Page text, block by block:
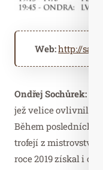
Web:http://
Ondřej Sochůrek:
jež velice ovlivnila
Během posledních
trofejí z mistrovství
roce 2019 získal i